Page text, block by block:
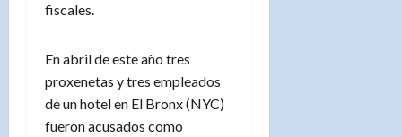
fiscales.
En abril de este año tres
proxenetas y tres empleados
de un hotel en El Bronx (NYC)
fueron acusados como